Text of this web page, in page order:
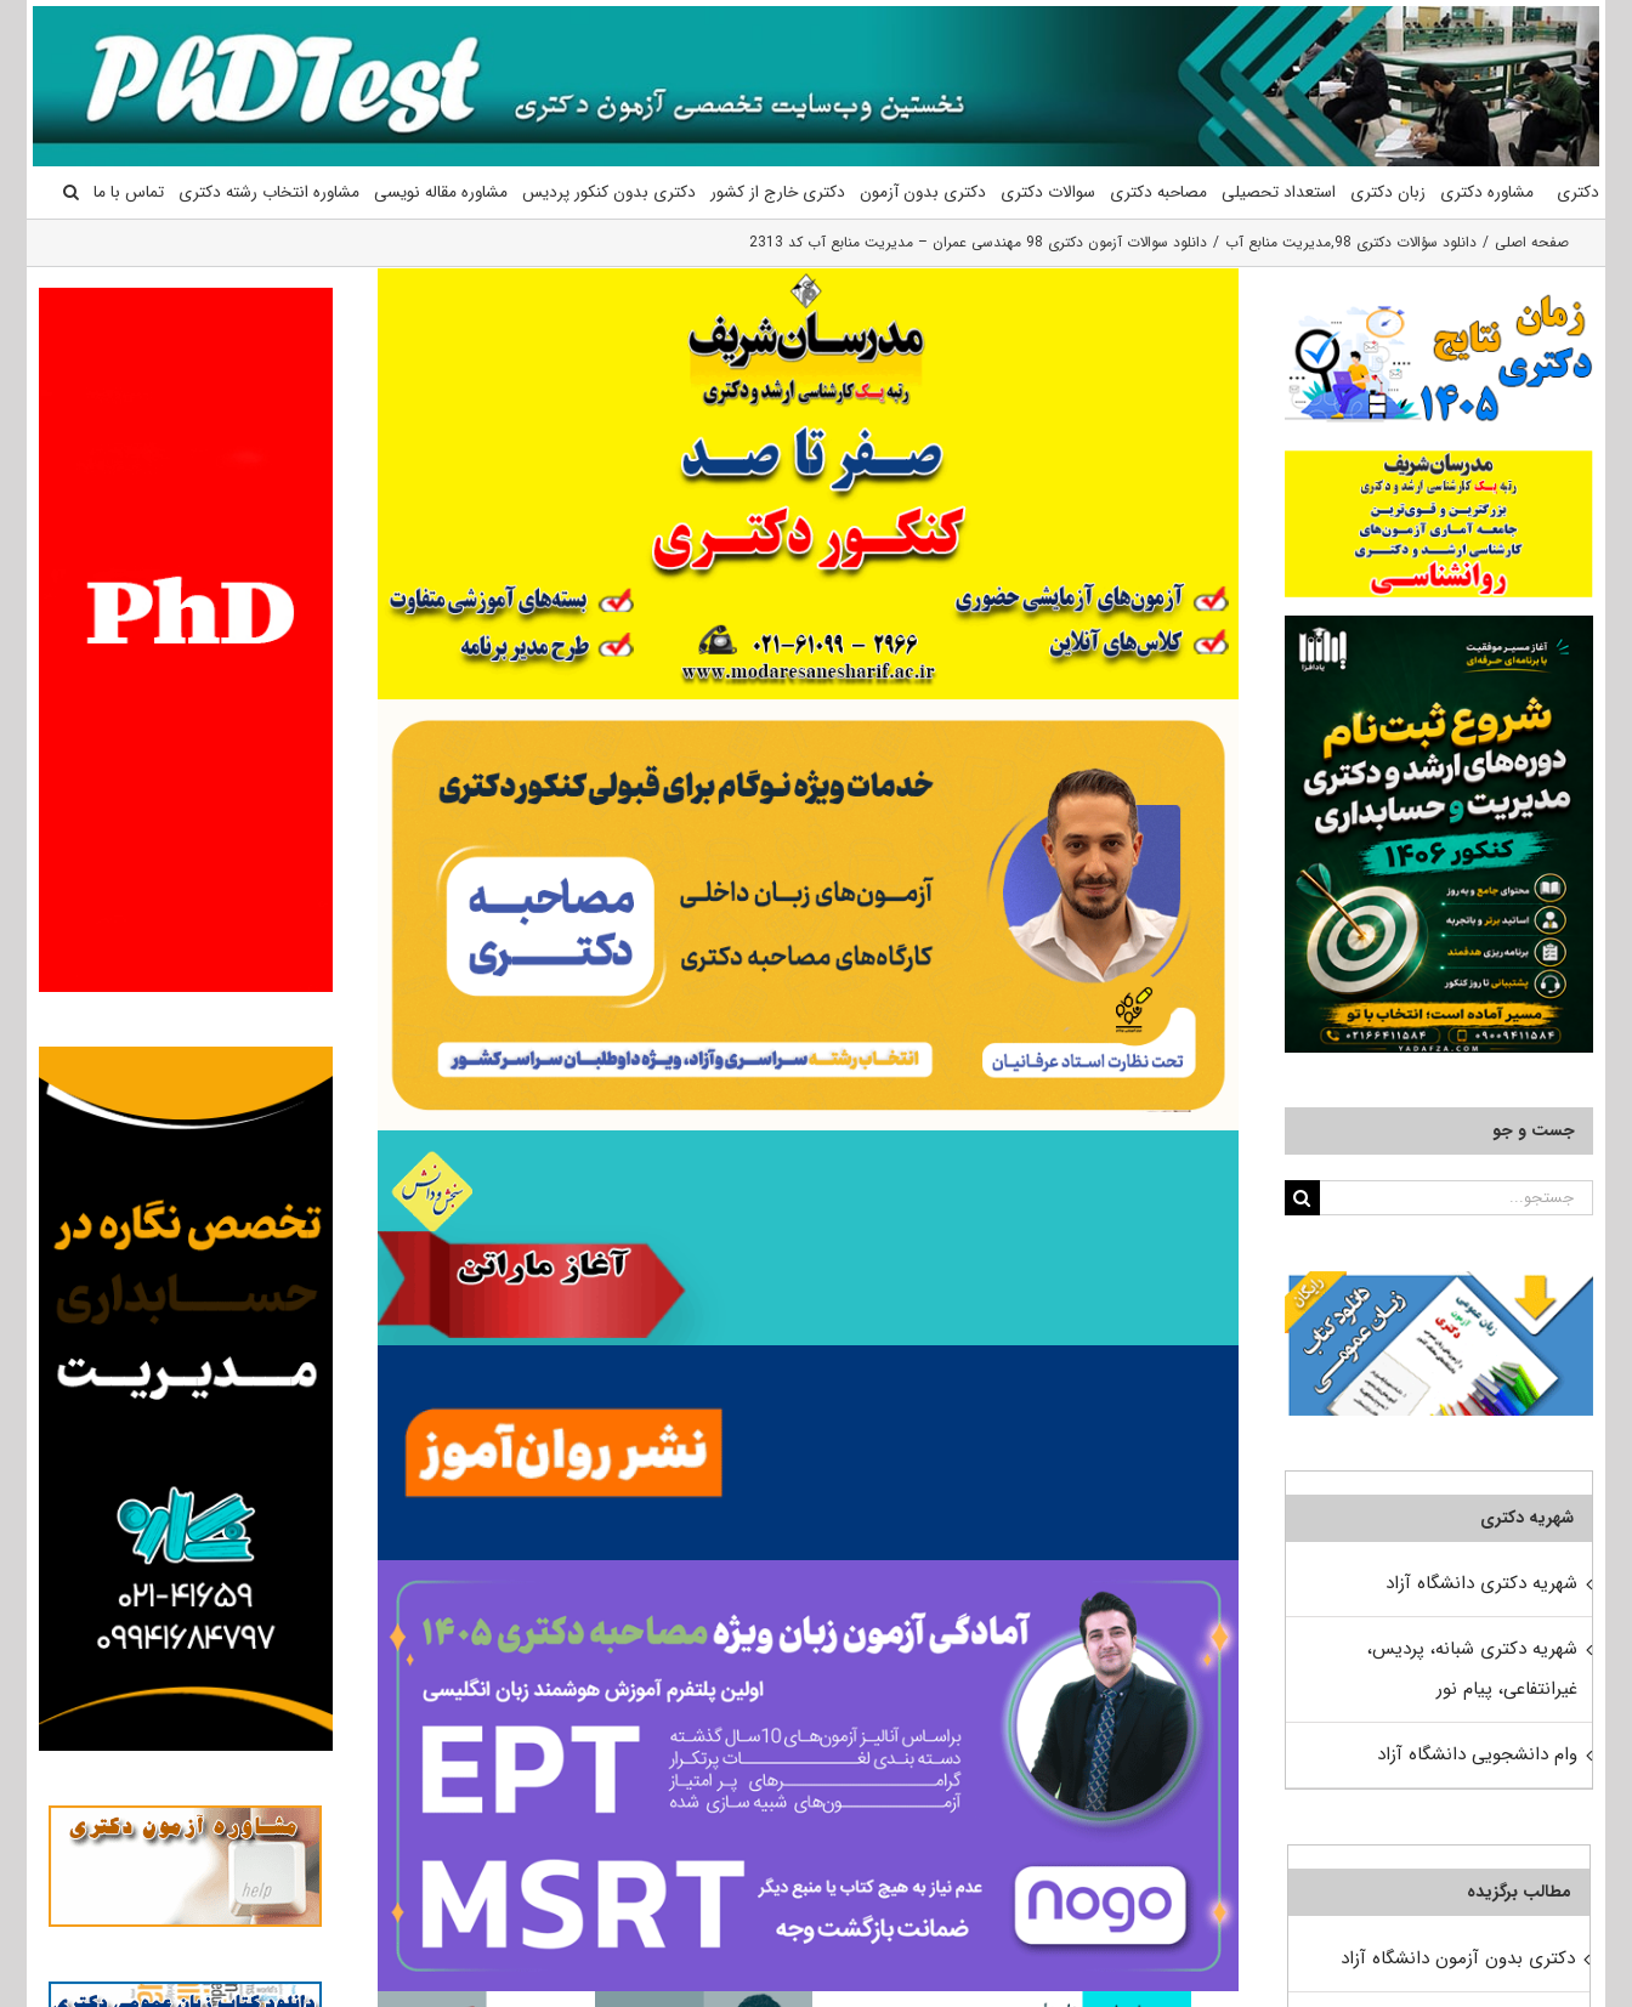
محتوا
دکتری مشاوره دکتری زبان دکتری استعداد تحصیلی مصاحبه دکتری سوالات دکتری دکتری بدون آزمون دکتری خارج از کشور دکتری بدون کنکور پردیس مشاوره مقاله نویسی مشاوره انتخاب رشته دکتری تماس با ما
صفحه اصلی دانلود سؤالات دکتری 98 ,مدیریت منابع آب دانلود سوالات آزمون دکتری 98 مهندسی عمران – مدیریت منابع آب کد 2313
جست و جو
جستجو
شهریه دکتری
شهریه دکتری دانشگاه آزاد
شهریه دکتری شبانه، پردیس،
غیرانتفاعی، پیام نور
وام دانشجویی دانشگاه آزاد
مطالب برگزیده
دکتری بدون آزمون دانشگاه آزاد